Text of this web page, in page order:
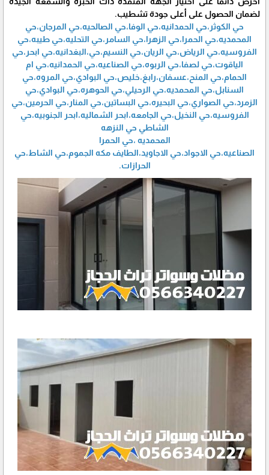
لضمان الحصول على أعلى جودة تشطيب.
حي الكوثر،حي الحمدانيه،حي الوفا،حي الصالحيه،حي المرجان،حي
المحمديه،حي الحمرا،حي الزهرا،حي السامر،حي التحليه،حي طيبه،حي
الفروسيه،حي الرياض،حي الريان،حي النسيم،حي،البغدانيه،حي ابحر،حي
الياقوت،حي لصفا،حي الربوه،حي الصناعيه،حي الحمدانيه،حي ام
الحمام،حي المنح،عسفان،رابغ،خليص،حي البوادي،حي المروه،حي
السنابل،حي المحمديه،حي الرحيلي،حي الحوهره،حي البوادي،حي
الزمرد،حي الصواري،حي البحيره،حي البساتين،حي المنار،حي الحرمين،حي
الفروسيه،حي النخيل،حي الجامعه،ابحر الشماليه،ابحر الجنوبيه،حي
الشاطي حي النزهه
المحمديه ،حي الحمرا
الصناعيه،حي الاجواد،حي الاجاويد،الطايف مكه الجموم،حي الشاط،حي
الحرازات.